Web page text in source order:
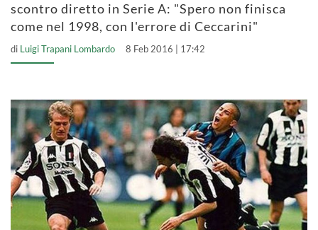
scontro diretto in Serie A: "Spero non finisca
come nel 1998, con l'errore di Ceccarini"
di Luigi Trapani Lombardo 8 Feb 2016 | 17:42